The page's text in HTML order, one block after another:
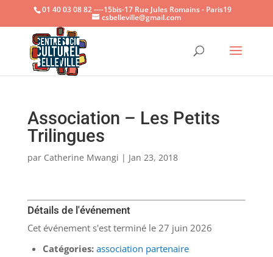
Ouvrir
01 40 03 08 82 ----15bis-17 Rue Jules Romains - Paris19
csbelleville@gmail.com
Association – Les Petits
Trilingues
par Catherine Mwangi | Jan 23, 2018
Détails de l'événement
Cet événement s'est terminé le 27 juin 2026
Catégories: association partenaire